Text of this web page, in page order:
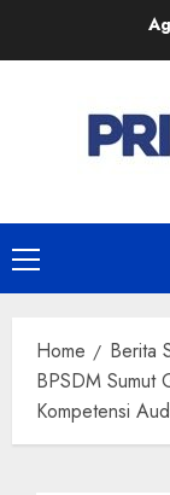
Primary
Menu
Home
Berita
BPSDM Sumut
Kompetensi